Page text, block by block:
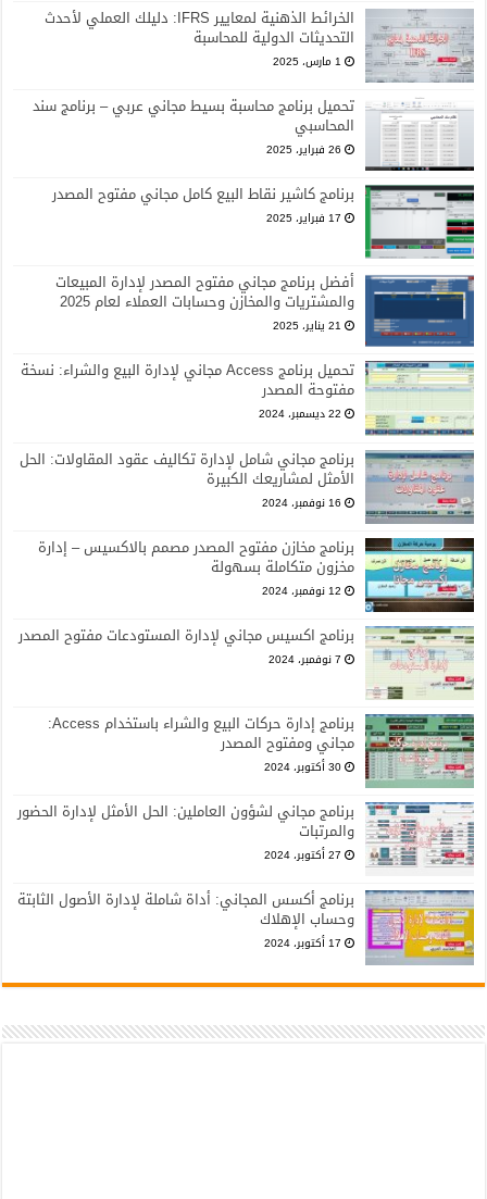
الخرائط الذهنية لمعايير IFRS: دليلك العملي لأحدث
التحديثات الدولية للمحاسبة
1 مارس، 2025
تحميل برنامج محاسبة بسيط مجاني عربي – برنامج سند
المحاسبي
26 فبراير، 2025
برنامج كاشير نقاط البيع كامل مجاني مفتوح المصدر
17 فبراير، 2025
أفضل برنامج مجاني مفتوح المصدر لإدارة المبيعات
والمشتريات والمخازن وحسابات العملاء لعام 2025
21 يناير، 2025
تحميل برنامج Access مجاني لإدارة البيع والشراء: نسخة
مفتوحة المصدر
22 ديسمبر، 2024
برنامج مجاني شامل لإدارة تكاليف عقود المقاولات: الحل
الأمثل لمشاريعك الكبيرة
16 نوفمبر، 2024
برنامج مخازن مفتوح المصدر مصمم بالاكسيس – إدارة
مخزون متكاملة بسهولة
12 نوفمبر، 2024
برنامج اكسيس مجاني لإدارة المستودعات مفتوح المصدر
7 نوفمبر، 2024
برنامج إدارة حركات البيع والشراء باستخدام Access:
مجاني ومفتوح المصدر
30 أكتوبر، 2024
برنامج مجاني لشؤون العاملين: الحل الأمثل لإدارة الحضور
والمرتبات
27 أكتوبر، 2024
برنامج أكسس المجاني: أداة شاملة لإدارة الأصول الثابتة
وحساب الإهلاك
17 أكتوبر، 2024